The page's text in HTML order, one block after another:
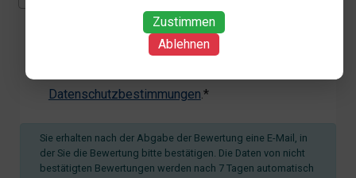
Zustimmen
Ablehnen
personenbezogenen Daten (Angaben, Datum und
Uhrzeit der Bewertungsabgabe, Referrer-URL) zum
Zweck der Bewertung erkläre ich mich
Datenschutzbestimmungen.*
Sie erhalten nach der Abgabe der Bewertung eine E-Mail, in
der Sie die Bewertung bitte bestätigen. Die Daten von nicht
bestätigten Bewertungen werden nach 7 Tagen automatisch